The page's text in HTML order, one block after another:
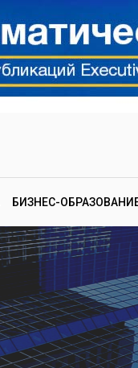
БИЗНЕС-